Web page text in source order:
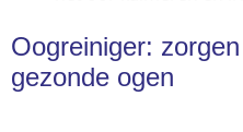
Oogreiniger:
gezonde ogen